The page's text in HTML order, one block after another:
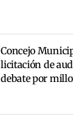
Concejo
licitación de
debate por